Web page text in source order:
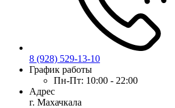
8 (928) 529-13-10
График работы
Пн-Пт: 10:00 - 22:00
Адрес
г. Махачкала